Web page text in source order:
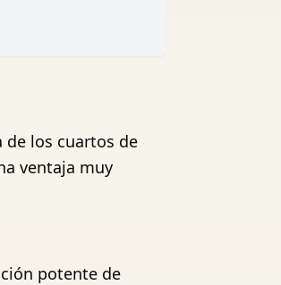
de los cuartos de
ventaja muy
potente de